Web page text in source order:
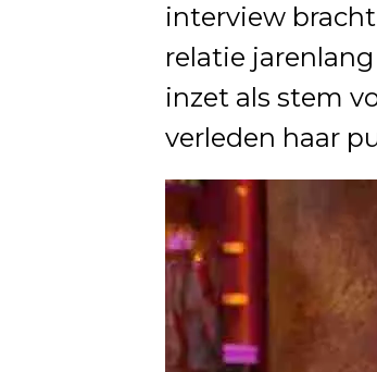
interview
relatie
inzet als stem
verleden haar